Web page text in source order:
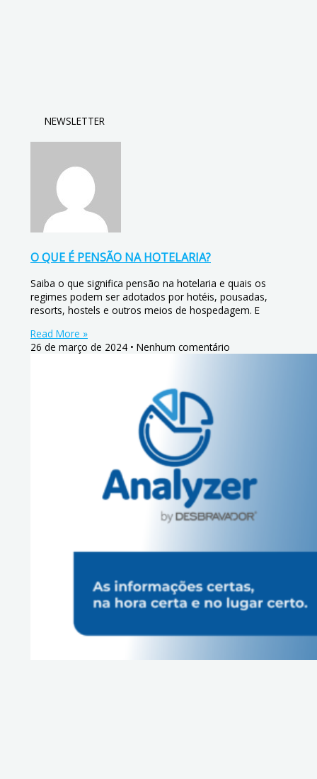
NEWSLETTER
O QUE É PENSÃO NA HOTELARIA?
Saiba o que significa pensão na hotelaria e quais os
regimes podem ser adotados por hotéis, pousadas,
resorts, hostels e outros meios de hospedagem. E
Read More »
26 de março de 2024
Nenhum comentário